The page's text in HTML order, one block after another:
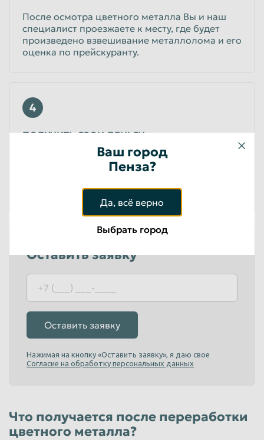
После осмотра цветного металла Вы и наш
специалист проезжаете к месту, где будет
произведено взвешивание металлолома и его
оценка по прейскуранту.
4
ПОЛУЧИТЬ СВОИ ДЕНЬГИ
После того как процедура приема цветного
металла завершена, Вы получаете деньги за
наличная и безналичная оплата.
Оставить заявку
Оставить заявку
Нажимая на кнопку «Оставить заявку», я даю свое
Согласие на обработку персональных данных
Что получается после переработки
цветного металла?
Ваш город
Пенза?
Да, всё верно
Выбрать город